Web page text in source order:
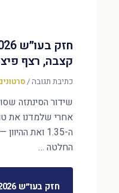
קצבה, רצף
כתיבת תגובה/
שידור הסינתזה
ה-1.35 ואת
החלטה …